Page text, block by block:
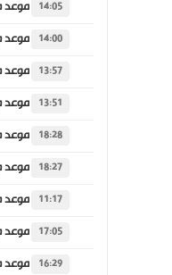
14:05
14:00
13:57
13:51
18:28
18:27
11:17
17:05
16:29